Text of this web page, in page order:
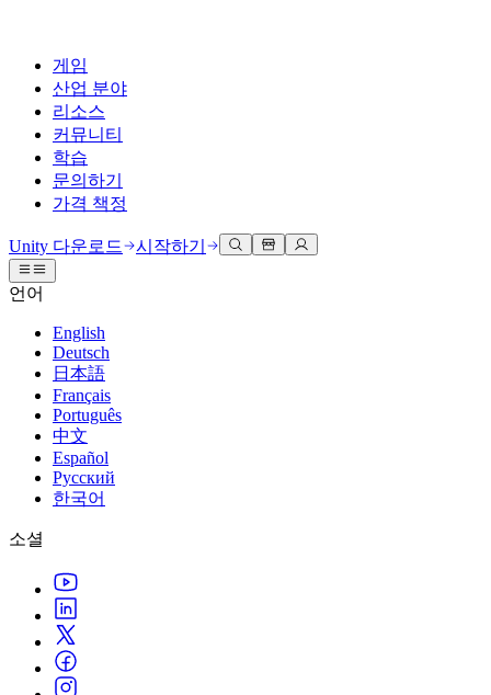
게임
산업 분야
리소스
커뮤니티
학습
문의하기
가격 책정
Unity 엔진
모든 플랫폼 위한 2D 및 3D 게임 제작
협업
팀과 함께 신속한 협업과 반복 작업을 수행하세요.
Unity 다운로드
플랜 및 가격
배포
Unity가 지원하는 25개 이상의 플랫폼을 살펴보세요.
LiveOps
출시 후 인사이트를 확인하고 라이브 게임을 운영하세요.
성장
사용자 확보
3D 협업
실시간 3D 프로젝트 빌드 및 검토
몰입형 교육
몰입도 높은 환경 제작
고객 경험
인터랙티브 3D 경험 제작
산업 분야
운영 우수성 확보
리테일
상점 경험을 온라인 경험으로 전환
자동차
혁신을 가속화하고 차량 내 경험을 향상시키세요.
기술 자료
공식 유저. '광고 지면'의 타겟 고객 매뉴얼 및 API 레퍼런스
개발자 툴
릴리스 버전 및 이슈 트래커
로드맵
예정된 기능 검토
기술 용어 라이브러리
활용 사례
실제 성공 사례
베스트 프랙티스 가이드
토론
토론, 문제 해결, 소통
이벤트
글로벌 이벤트 및 현지 이벤트
커뮤니티 사례
Made with Unity
Unity 크리에이터 소개
Livestreams
Unity Awards
전 세계 Unity 크리에이터 축하
Unity Learn
무료로 Unity 기술 마스터
전문 교육
Unity 강사와 함께 팀의 역량을 강화하세요
Unity 처음 사용하시나요
시작하기
학습 시작하기
Unity 사용이 처음이신가요? 여정 시작하기
사용법 가이드
실용적인 팁 및 베스트 프랙티스
교육
학생용
도움 받기
성공을 위한 Unity
Success 플랜
전문가 지원을 통해 더 빠르게 목표 도달률 달성
일반적인 질문에 대한 답변
문의하기
Unity 다운로드 시작하기
언어
English
Deutsch
日本語
Français
Português
中文
Español
Русский
한국어
소셜